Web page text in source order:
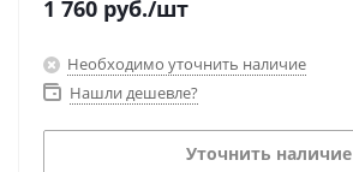
1 760 руб./шт
Необходимо уточнить наличие
Нашли дешевле?
Уточнить наличие